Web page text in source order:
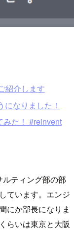
紹介します
なりました！
みた！ #reinvent
ティング部の部
ています。エンジ
にか部長になりま
らいは東京と大阪